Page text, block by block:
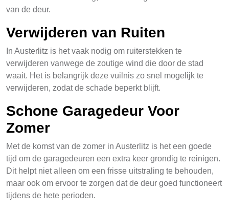
van de deur.
Verwijderen van Ruiten
In Austerlitz is het vaak nodig om ruiterstekken te
verwijderen vanwege de zoutige wind die door de stad
waait. Het is belangrijk deze vuilnis zo snel mogelijk te
verwijderen, zodat de schade beperkt blijft.
Schone Garagedeur Voor
Zomer
Met de komst van de zomer in Austerlitz is het een goede
tijd om de garagedeuren een extra keer grondig te reinigen.
Dit helpt niet alleen om een frisse uitstraling te behouden,
maar ook om ervoor te zorgen dat de deur goed functioneert
tijdens de hete perioden.